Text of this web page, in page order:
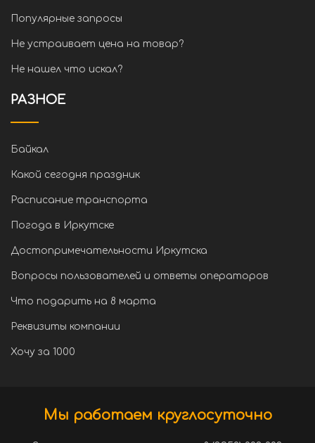
Популярные запросы
Не устраивает цена на товар?
Не нашел что искал?
РАЗНОЕ
Байкал
Какой сегодня праздник
Расписание транспорта
Погода в Иркутске
Достопримечательности Иркутска
Вопросы пользователей и ответы операторов
Что подарить на 8 марта
Реквизиты компании
Хочу за 1000
Мы работаем круглосуточно